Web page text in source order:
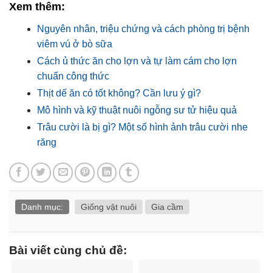
Xem thêm:
Nguyên nhân, triệu chứng và cách phòng trị bệnh
viêm vú ở bò sữa
Cách ủ thức ăn cho lợn và tự làm cám cho lợn
chuẩn công thức
Thịt dế ăn có tốt không? Cần lưu ý gì?
Mô hình và kỹ thuật nuôi ngỗng sư tử hiệu quả
Trâu cười là bị gì? Một số hình ảnh trâu cười nhe
răng
Danh mục: Giống vật nuôi Gia cầm
Bài viết cùng chủ đề: